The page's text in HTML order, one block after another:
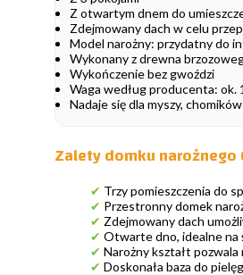
Z otwartym dnem do
Zdejmowany dach w celu
Model narożny: przydatny do
Wykonany z drewna
Wykończenie bez gwoździ
Waga według producenta: ok.
Nadaje się dla myszy,
Zalety domku narożnego
✔ Trzy pomieszczenia do
✔ Przestronny domek
✔ Zdejmowany dach
✔ Otwarte dno, idealne na
✔ Narożny kształt
✔ Doskonała baza do